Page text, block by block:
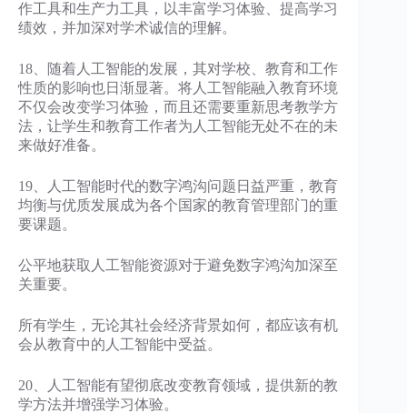
作工具和生产力工具，以丰富学习体验、提高学习
绩效，并加深对学术诚信的理解。
18、随着人工智能的发展，其对学校、教育和工作
性质的影响也日渐显著。将人工智能融入教育环境
不仅会改变学习体验，而且还需要重新思考教学方
法，让学生和教育工作者为人工智能无处不在的未
来做好准备。
19、人工智能时代的数字鸿沟问题日益严重，教育
均衡与优质发展成为各个国家的教育管理部门的重
要课题。
公平地获取人工智能资源对于避免数字鸿沟加深至
关重要。
所有学生，无论其社会经济背景如何，都应该有机
会从教育中的人工智能中受益。
20、人工智能有望彻底改变教育领域，提供新的教
学方法并增强学习体验。